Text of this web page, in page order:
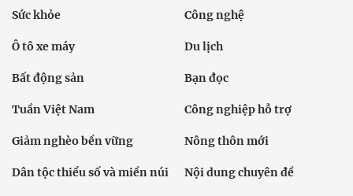
Sức khỏe Công nghệ
Ô tô xe máy Du lịch
Bất động sản Bạn đọc
Tuần Việt Nam Công nghiệp hỗ trợ
Giảm nghèo bền vững Nông thôn mới
Dân tộc thiểu số và miền núi Nội dung chuyên đề